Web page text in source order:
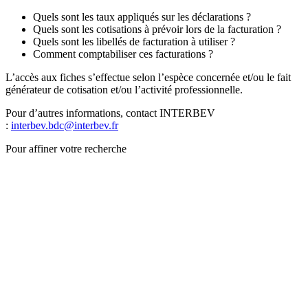
Quels sont les taux appliqués sur les déclarations ?
Quels sont les cotisations à prévoir lors de la facturation ?
Quels sont les libellés de facturation à utiliser ?
Comment comptabiliser ces facturations ?
L’accès aux fiches s’effectue selon l’espèce concernée et/ou le fait
générateur de cotisation et/ou l’activité professionnelle.
Pour d’autres informations, contact INTERBEV
: interbev.bdc@interbev.fr
Pour affiner votre recherche